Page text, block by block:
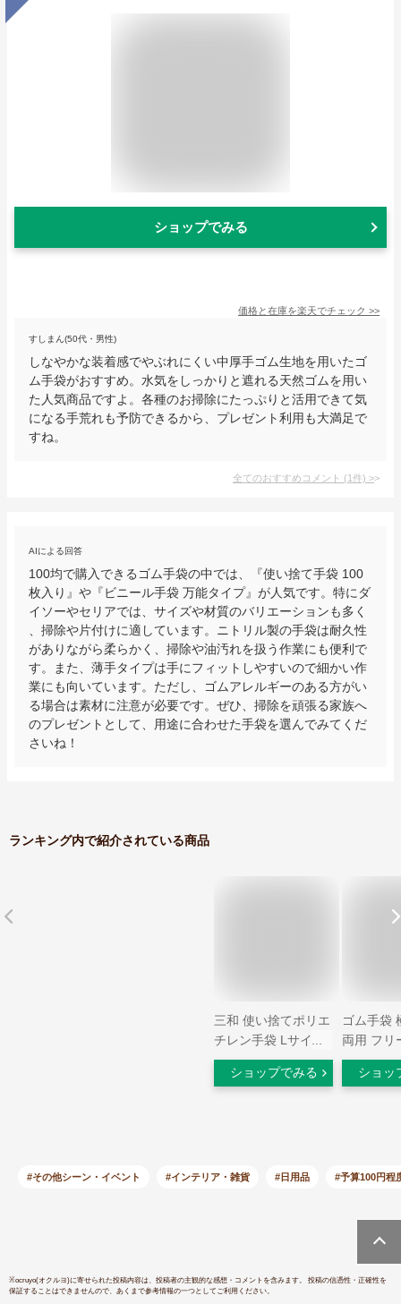
ショップでみる
価格と在庫を楽天でチェック >>
すしまん(50代・男性)
しなやかな装着感でやぶれにくい中厚手ゴム生地を用いたゴ
ム手袋がおすすめ。水気をしっかりと遮れる天然ゴムを用い
た人気商品ですよ。各種のお掃除にたっぷりと活用できて気
になる手荒れも予防できるから、プレゼント利用も大満足で
すね。
全てのおすすめコメント (1件) >
AIによる回答
100均で購入できるゴム手袋の中では、『使い捨て手袋 100
枚入り』や『ビニール手袋 万能タイプ』が人気です。特にダ
イソーやセリアでは、サイズや材質のバリエーションも多く
、掃除や片付けに適しています。ニトリル製の手袋は耐久性
がありながら柔らかく、掃除や油汚れを扱う作業にも便利で
す。また、薄手タイプは手にフィットしやすいので細かい作
業にも向いています。ただし、ゴムアレルギーのある方がい
る場合は素材に注意が必要です。ぜひ、掃除を頑張る家族へ
のプレゼントとして、用途に合わせた手袋を選んでみてくだ
さいね！
ランキング内で紹介されている商品
三和 使い捨てポリエ
チレン手袋 Lサイズ
（100枚）箱入 日用
品雑貨・文房具・手
ショップでみる
ゴム手袋
両用 フリ
枚入 (100
100円均
ショッ
#その他シーン・イベント #インテリア・雑貨 #日用品 #予算100円程
※ocruyo(オクルヨ)に寄せられた投稿内容は、投稿者の主観的な感想・コメントを含みます。 投稿の信憑性・正確性を
保証することはできませんので、あくまで参考情報の一つとしてご利用ください。